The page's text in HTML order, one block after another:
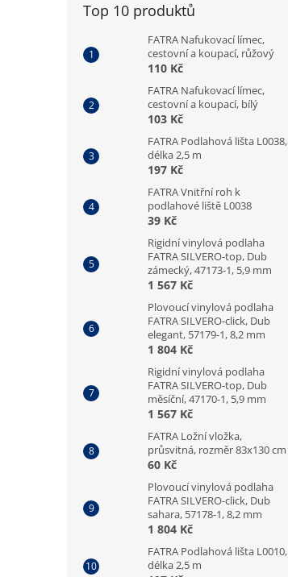
Top 10 produktů
FATRA Nafukovací límec,
cestovní a koupací, růžový
110 Kč
FATRA Nafukovací límec,
cestovní a koupací, bílý
103 Kč
FATRA Podlahová lišta L0038,
délka 2,5 m
197 Kč
FATRA Vnitřní roh k
podlahové liště L0038
39 Kč
Rigidní vinylová podlaha
FATRA SILVERO-top, Dub
zámecký, 47173-1, 5,9 mm
1 567 Kč
Plovoucí vinylová podlaha
FATRA SILVERO-click, Dub
elegant, 57179-1, 8,2 mm
1 804 Kč
Rigidní vinylová podlaha
FATRA SILVERO-top, Dub
měsíční, 47170-1, 5,9 mm
1 567 Kč
FATRA Ložní vložka,
průsvitná, rozměr 83x130 cm
60 Kč
Plovoucí vinylová podlaha
FATRA SILVERO-click, Dub
sahara, 57178-1, 8,2 mm
1 804 Kč
FATRA Podlahová lišta L0010,
délka 2,5 m